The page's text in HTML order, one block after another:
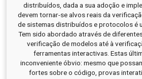
distribuídos, dada a sua adoção e
devem tornar-se alvos reais da
de sistemas distribuídos e protocolos é
Tem sido abordado através de
verificação de modelos até à
ferramentas interactivas. Estas
inconveniente óbvio: mesmo que
fortes sobre o código, provas